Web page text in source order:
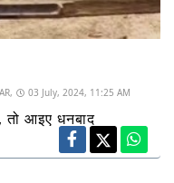
03 July, 2024, 11:25 AM
आइए धनबाद